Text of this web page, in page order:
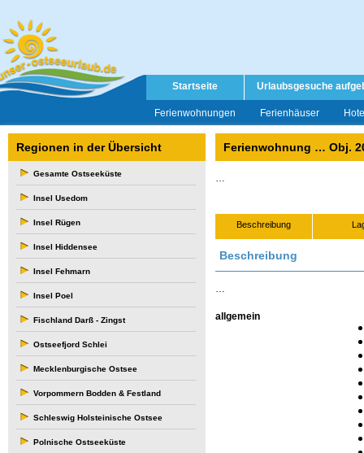
Startseite Urlaubsgesuche
Ferienwohnungen Ferienhäuser
Regionen in der Übersicht
Gesamte Ostseeküste
Insel Usedom
Insel Rügen
Insel Hiddensee
Insel Fehmarn
Insel Poel
Fischland Darß - Zingst
Ostseefjord Schlei
Mecklenburgische Ostsee
Vorpommern Bodden & Festland
Schleswig Holsteinische Ostsee
Polnische Ostseeküste
Ferienwohnung … Obj.
…
Beschreibung
Beschreibung
…
allgemein